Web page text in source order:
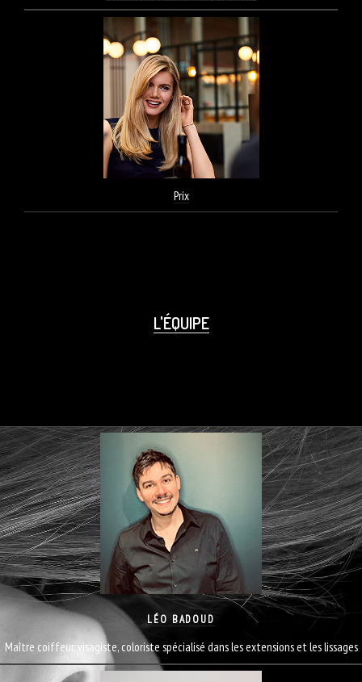
Prix
L'ÉQUIPE
LÉO BADOUD
Maître coiffeur, visagiste, coloriste spécialisé dans les extensions et les lissages